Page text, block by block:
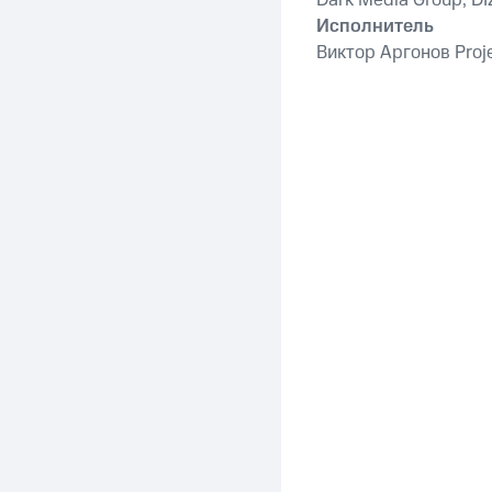
Исполнитель
Виктор Аргонов